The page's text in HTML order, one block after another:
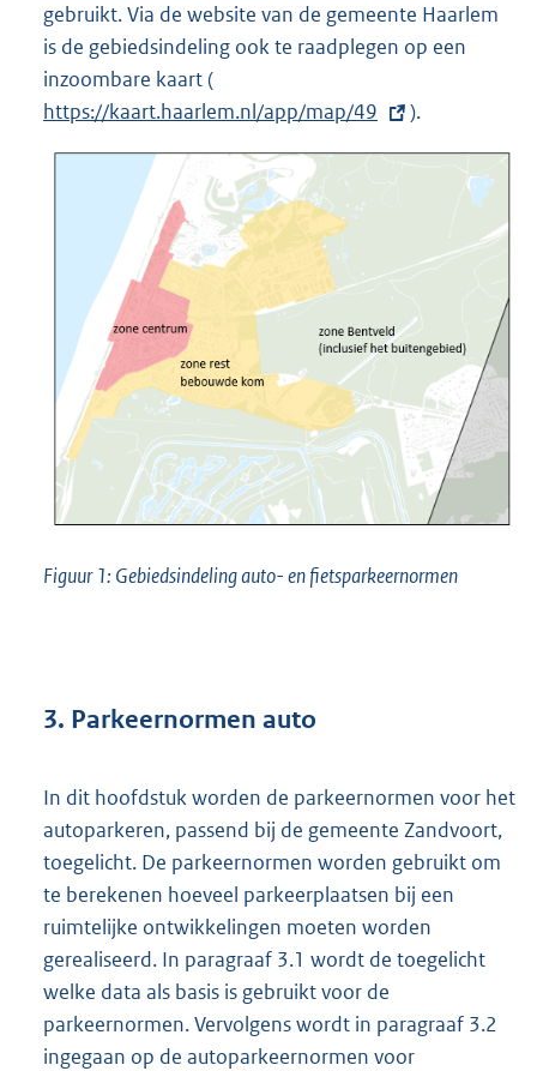
gebruikt. Via de website van de gemeente Haarlem
is de gebiedsindeling ook te raadplegen op een
inzoombare kaart (
x
e
r
n
e
n
k
:
https://kaart.haarlem.nl/app/map/49 ).
Figuur 1: Gebiedsindeling auto- en fietsparkeernormen
3. Parkeernormen auto
In dit hoofdstuk worden de parkeernormen voor het
autoparkeren, passend bij de gemeente Zandvoort,
toegelicht. De parkeernormen worden gebruikt om
te berekenen hoeveel parkeerplaatsen bij een
ruimtelijke ontwikkelingen moeten worden
gerealiseerd. In paragraaf 3.1 wordt de toegelicht
welke data als basis is gebruikt voor de
parkeernormen. Vervolgens wordt in paragraaf 3.2
ingegaan op de autoparkeernormen voor